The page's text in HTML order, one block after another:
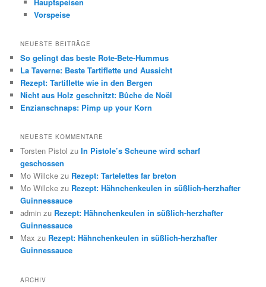
Vorspeise
NEUESTE BEITRÄGE
So gelingt das beste Rote-Bete-Hummus
La Taverne: Beste Tartiflette und Aussicht
Rezept: Tartiflette wie in den Bergen
Nicht aus Holz geschnitzt: Bûche de Noël
Enzianschnaps: Pimp up your Korn
NEUESTE KOMMENTARE
Torsten Pistol zuIn Pistole’s Scheune wird scharf
geschossen
Mo Willcke zu Rezept: Tartelettes far breton
Mo Willcke zu Rezept: Hähnchenkeulen in süßlich-herzhafter
Guinnessauce
admin zu Rezept: Hähnchenkeulen in süßlich-herzhafter
Guinnessauce
Max zu Rezept: Hähnchenkeulen in süßlich-herzhafter
Guinnessauce
ARCHIV